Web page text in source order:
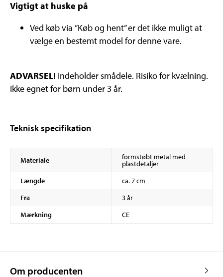
Vigtigt at huske på
Ved køb via ”Køb og hent” er det ikke muligt at
vælge en bestemt model for denne vare.
ADVARSEL! Indeholder smådele. Risiko for kvælning.
Ikke egnet for børn under 3 år.
Teknisk specifikation
Materiale formstøbt metal med
plastdetaljer
Længde
ca. 7 cm
Fra
3 år
Mærkning
CE
Om producenten